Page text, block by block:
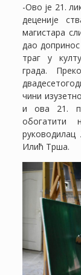
-Ово је 21.
деценије
магистара
дао
траг у
града.
чини
и ова 21.
обогатити
Илић Трша.